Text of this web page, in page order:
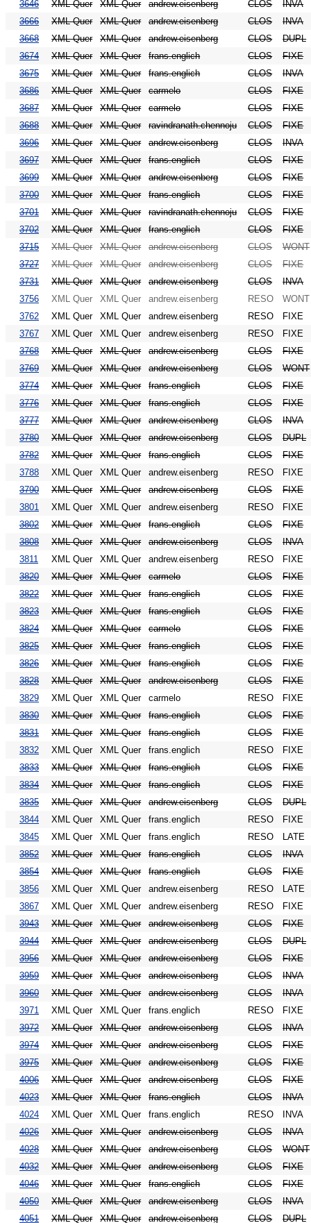
3646
XML Quer XML Quer andrew.eisenberg CLOS
INVA
3666
XML Quer XML Quer andrew.eisenberg CLOS
INVA
3668
XML Quer XML Quer andrew.eisenberg CLOS
DUPL
3674
XML Quer XML Quer frans.englich CLOS
FIXE
3675
XML Quer XML Quer frans.englich CLOS
INVA
3686
XML Quer XML Quer carmelo CLOS
FIXE
3687
XML Quer XML Quer carmelo CLOS
FIXE
3688
XML Quer XML Quer ravindranath.chennoju CLOS
FIXE
3696
XML Quer XML Quer andrew.eisenberg CLOS
INVA
3697
XML Quer XML Quer frans.englich CLOS
FIXE
3699
XML Quer XML Quer andrew.eisenberg CLOS
FIXE
3700
XML Quer XML Quer frans.englich CLOS
FIXE
3701
XML Quer XML Quer ravindranath.chennoju CLOS
FIXE
3702
XML Quer XML Quer frans.englich CLOS
FIXE
3715
XML Quer XML Quer andrew.eisenberg CLOS
WONT
3727
XML Quer XML Quer andrew.eisenberg CLOS
FIXE
3731
XML Quer XML Quer andrew.eisenberg CLOS
INVA
3756
XML Quer XML Quer andrew.eisenberg RESO
WONT
3762
XML Quer XML Quer andrew.eisenberg RESO
FIXE
3767
XML Quer XML Quer andrew.eisenberg RESO
FIXE
3768
XML Quer XML Quer andrew.eisenberg CLOS
FIXE
3769
XML Quer XML Quer andrew.eisenberg CLOS
WONT
3774
XML Quer XML Quer frans.englich CLOS
FIXE
3776
XML Quer XML Quer frans.englich CLOS
FIXE
3777
XML Quer XML Quer andrew.eisenberg CLOS
INVA
3780
XML Quer XML Quer andrew.eisenberg CLOS
DUPL
3782
XML Quer XML Quer frans.englich CLOS
FIXE
3788
XML Quer XML Quer andrew.eisenberg RESO
FIXE
3790
XML Quer XML Quer andrew.eisenberg CLOS
FIXE
3801
XML Quer XML Quer andrew.eisenberg RESO
FIXE
3802
XML Quer XML Quer frans.englich CLOS
FIXE
3808
XML Quer XML Quer andrew.eisenberg CLOS
INVA
3811
XML Quer XML Quer andrew.eisenberg RESO
FIXE
3820
XML Quer XML Quer carmelo CLOS
FIXE
3822
XML Quer XML Quer frans.englich CLOS
FIXE
3823
XML Quer XML Quer frans.englich CLOS
FIXE
3824
XML Quer XML Quer carmelo CLOS
FIXE
3825
XML Quer XML Quer frans.englich CLOS
FIXE
3826
XML Quer XML Quer frans.englich CLOS
FIXE
3828
XML Quer XML Quer andrew.eisenberg CLOS
FIXE
3829
XML Quer XML Quer carmelo RESO
FIXE
3830
XML Quer XML Quer frans.englich CLOS
FIXE
3831
XML Quer XML Quer frans.englich CLOS
FIXE
3832
XML Quer XML Quer frans.englich RESO
FIXE
3833
XML Quer XML Quer frans.englich CLOS
FIXE
3834
XML Quer XML Quer frans.englich CLOS
FIXE
3835
XML Quer XML Quer andrew.eisenberg CLOS
DUPL
3844
XML Quer XML Quer frans.englich RESO
FIXE
3845
XML Quer XML Quer frans.englich RESO
LATE
3852
XML Quer XML Quer frans.englich CLOS
INVA
3854
XML Quer XML Quer frans.englich CLOS
FIXE
3856
XML Quer XML Quer andrew.eisenberg RESO
LATE
3867
XML Quer XML Quer andrew.eisenberg RESO
FIXE
3943
XML Quer XML Quer andrew.eisenberg CLOS
FIXE
3944
XML Quer XML Quer andrew.eisenberg CLOS
DUPL
3956
XML Quer XML Quer andrew.eisenberg CLOS
FIXE
3959
XML Quer XML Quer andrew.eisenberg CLOS
INVA
3960
XML Quer XML Quer andrew.eisenberg CLOS
INVA
3971
XML Quer XML Quer frans.englich RESO
FIXE
3972
XML Quer XML Quer andrew.eisenberg CLOS
INVA
3974
XML Quer XML Quer andrew.eisenberg CLOS
FIXE
3975
XML Quer XML Quer andrew.eisenberg CLOS
FIXE
4006
XML Quer XML Quer andrew.eisenberg CLOS
FIXE
4023
XML Quer XML Quer frans.englich CLOS
INVA
4024
XML Quer XML Quer frans.englich RESO
INVA
4026
XML Quer XML Quer andrew.eisenberg CLOS
INVA
4028
XML Quer XML Quer andrew.eisenberg CLOS
WONT
4032
XML Quer XML Quer andrew.eisenberg CLOS
FIXE
4046
XML Quer XML Quer frans.englich CLOS
FIXE
4050
XML Quer XML Quer andrew.eisenberg CLOS
INVA
4051
XML Quer XML Quer andrew.eisenberg CLOS DUPL